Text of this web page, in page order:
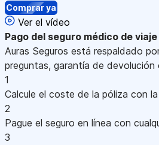
Comprar ya
Ver el vídeo
Pago del seguro médico de viaje
Auras Seguros está respaldado
preguntas, garantía de devolución
1
Calcule el coste de la póliza con
2
Pague el seguro en línea con
3